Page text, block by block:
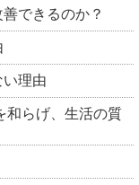
できるのか？
理由
和らげ、生活の質